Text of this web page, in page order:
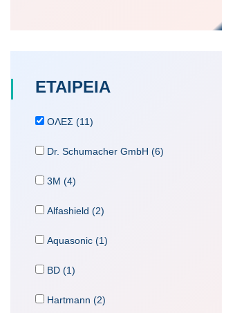
ΕΤΑΙΡΕΙA
ΟΛΕΣ (11)
Dr. Schumacher GmbH (6)
3M (4)
Alfashield (2)
Aquasonic (1)
BD (1)
Hartmann (2)